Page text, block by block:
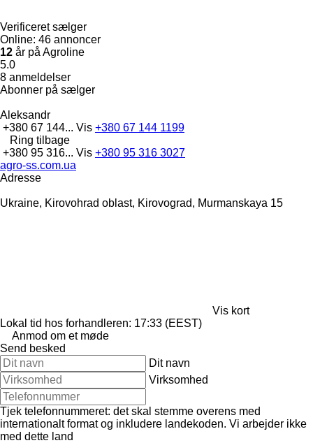
Verificeret sælger
Online: 46 annoncer
12 år på Agroline
5.0
8 anmeldelser
Abonner på sælger
Aleksandr
+380 67 144... Vis +380 67 144 1199
Ring tilbage
+380 95 316... Vis +380 95 316 3027
agro-ss.com.ua
Adresse
Ukraine, Kirovohrad oblast, Kirovograd, Murmanskaya 15
Vis kort
Lokal tid hos forhandleren: 17:33 (EEST)
Anmod om et møde
Send besked
Dit navn
Virksomhed
Tjek telefonnummeret: det skal stemme overens med
internationalt format og inkludere landekoden. Vi arbejder ikke
med dette land